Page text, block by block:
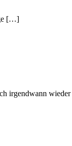
[…]
irgendwann